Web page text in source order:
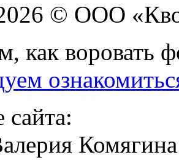
© ООО
как воровать
сайта:
Комягина